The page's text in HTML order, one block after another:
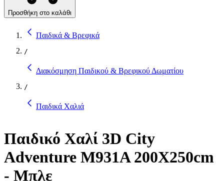
Προσθήκη στο καλάθι
Παιδικά & Βρεφικά
/
Διακόσμηση Παιδικού & Βρεφικού Δωματίου
/
Παιδικά Χαλιά
Παιδικό Χαλί 3D City
Adventure M931A 200X250cm
- Μπλε